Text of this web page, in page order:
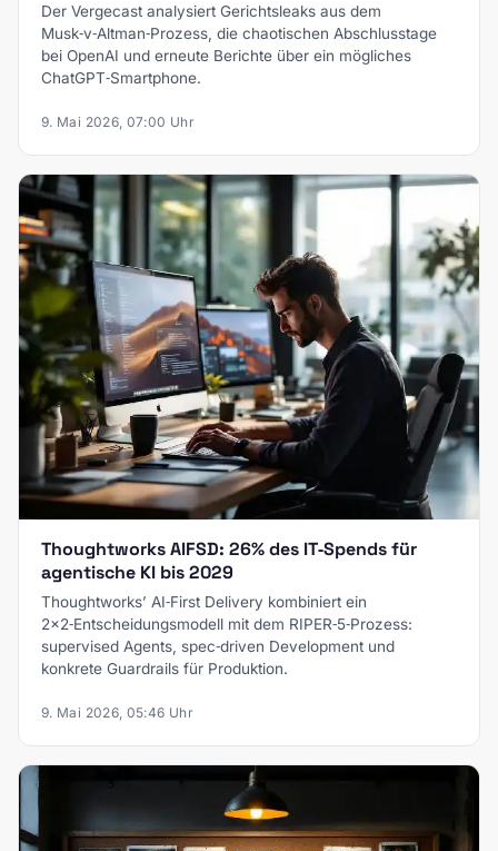
Der Vergecast analysiert Gerichtsleaks aus dem
Musk‑v‑Altman‑Prozess, die chaotischen Abschlusstage
bei OpenAI und erneute Berichte über ein mögliches
ChatGPT‑Smartphone.
9. Mai 2026, 07:00 Uhr
Thoughtworks AIFSD: 26% des IT‑Spends für
agentische KI bis 2029
Thoughtworks’ AI‑First Delivery kombiniert ein
2×2‑Entscheidungsmodell mit dem RIPER‑5‑Prozess:
supervised Agents, spec‑driven Development und
konkrete Guardrails für Produktion.
9. Mai 2026, 05:46 Uhr